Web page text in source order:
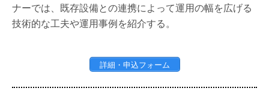
ナーでは、既存設備との連携によって運用の幅を広げる
技術的な工夫や運用事例を紹介する。
詳細・申込フォーム